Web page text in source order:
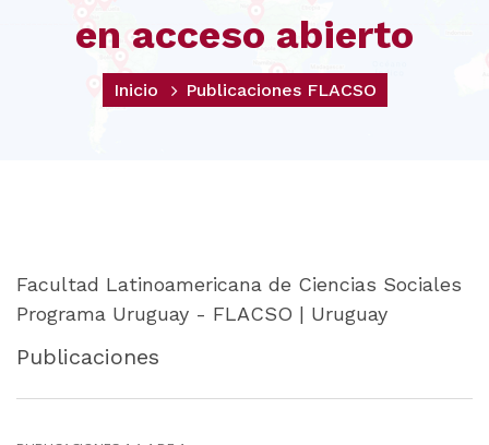
en acceso abierto
Inicio Publicaciones FLACSO
Facultad Latinoamericana de Ciencias Sociales
Programa Uruguay - FLACSO | Uruguay
Publicaciones